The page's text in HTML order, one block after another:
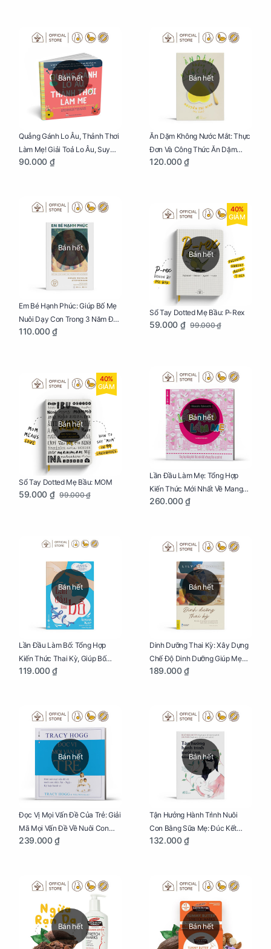
Bán hết
Quẳng Gánh Lo Âu, Thảnh Thơi
Làm Mẹ! Giải Toả Lo Âu, Suy
Nghĩ Tiêu Cực Cho Mẹ
90.000 ₫
Bán hết
Ăn Dặm Không Nước Mắt: Thực
Đơn Và Công Thức Ăn Dặm
Kiểu Nhật
120.000 ₫
Bán hết
Em Bé Hạnh Phúc: Giúp Bố Mẹ
Nuôi Dạy Con Trong 3 Năm Đầu
Đời
110.000 ₫
Bán hết
40%
GIẢM
Sổ Tay Dotted Mẹ Bầu: P-Rex
59.000 ₫ 99.000 ₫
Bán hết
40%
GIẢM
Sổ Tay Dotted Mẹ Bầu: MOM
59.000 ₫ 99.000 ₫
Bán hết
Lần Đầu Làm Mẹ: Tổng Hợp
Kiến Thức Mới Nhất Về Mang
Thai Và Sinh Nở Cho Mẹ Bầu
260.000 ₫
Bán hết
Lần Đầu Làm Bố: Tổng Hợp
Kiến Thức Thai Kỳ, Giúp Bố
Thấu Hiểu Hơn Về Mẹ Bầu Và
119.000 ₫
Bán hết
Dinh Dưỡng Thai Kỳ: Xây Dựng
Chế Độ Dinh Dưỡng Giúp Mẹ
Khỏe, Con Yêu Phát Triển Toàn
189.000 ₫
Bán hết
Đọc Vị Mọi Vấn Đề Của Trẻ: Giải
Mã Mọi Vấn Đề Về Nuôi Con
Nhỏ (Ăn, Ngủ, Kỷ Luật Hành Vi),
239.000 ₫
Bán hết
Tận Hưởng Hành Trình Nuôi
Con Bằng Sữa Mẹ: Đúc Kết
Những Kiến Thức Quý Báu Về
Mình Trong Hành Trình Nuôi
132.000 ₫
Bán hết Bán hết